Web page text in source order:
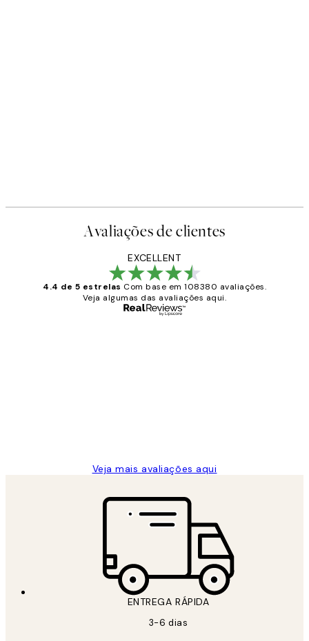
Avaliações de clientes
EXCELLENT
4.4 de 5 estrelas Com base em 108380 avaliações.
Veja algumas das avaliações aqui.
Veja mais avaliações aqui
ENTREGA RÁPIDA
3-6 dias